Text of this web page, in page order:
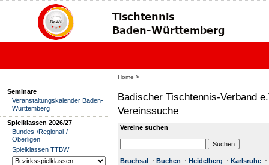
Home >
Seminare
Veranstaltungskalender Baden-
Württemberg
Spielklassen 2026/27
Bundes-/Regional-/
Oberligen
Spielklassen TTBW
Badischer Tischtennis-Verband
Vereinssuche
Vereine suchen
Bruchsal Buchen Heidelberg Karlsruhe